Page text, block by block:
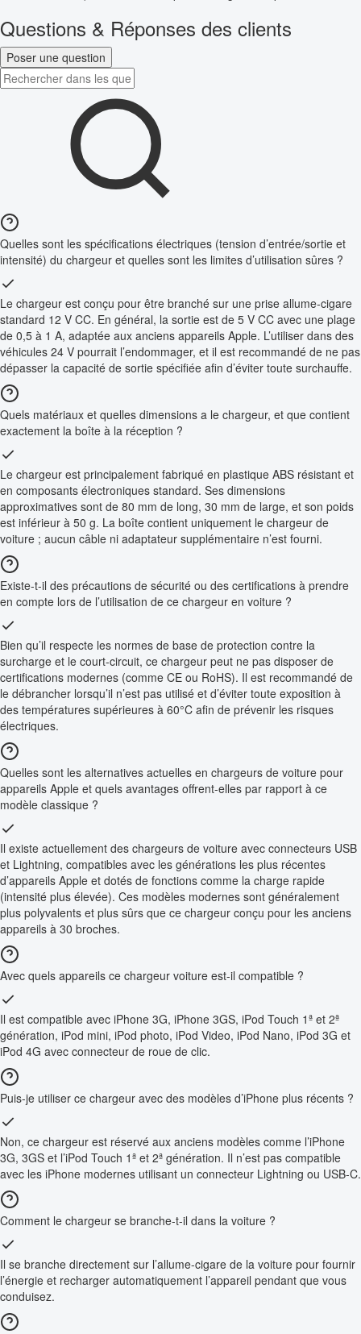
Questions & Réponses des clients
Poser une question
Quelles sont les spécifications électriques (tension d’entrée/sortie et
intensité) du chargeur et quelles sont les limites d’utilisation sûres ?
Le chargeur est conçu pour être branché sur une prise allume-cigare
standard 12 V CC. En général, la sortie est de 5 V CC avec une plage
de 0,5 à 1 A, adaptée aux anciens appareils Apple. L’utiliser dans des
véhicules 24 V pourrait l’endommager, et il est recommandé de ne pas
dépasser la capacité de sortie spécifiée afin d’éviter toute surchauffe.
Quels matériaux et quelles dimensions a le chargeur, et que contient
exactement la boîte à la réception ?
Le chargeur est principalement fabriqué en plastique ABS résistant et
en composants électroniques standard. Ses dimensions
approximatives sont de 80 mm de long, 30 mm de large, et son poids
est inférieur à 50 g. La boîte contient uniquement le chargeur de
voiture ; aucun câble ni adaptateur supplémentaire n’est fourni.
Existe-t-il des précautions de sécurité ou des certifications à prendre
en compte lors de l’utilisation de ce chargeur en voiture ?
Bien qu’il respecte les normes de base de protection contre la
surcharge et le court-circuit, ce chargeur peut ne pas disposer de
certifications modernes (comme CE ou RoHS). Il est recommandé de
le débrancher lorsqu’il n’est pas utilisé et d’éviter toute exposition à
des températures supérieures à 60°C afin de prévenir les risques
électriques.
Quelles sont les alternatives actuelles en chargeurs de voiture pour
appareils Apple et quels avantages offrent-elles par rapport à ce
modèle classique ?
Il existe actuellement des chargeurs de voiture avec connecteurs USB
et Lightning, compatibles avec les générations les plus récentes
d’appareils Apple et dotés de fonctions comme la charge rapide
(intensité plus élevée). Ces modèles modernes sont généralement
plus polyvalents et plus sûrs que ce chargeur conçu pour les anciens
appareils à 30 broches.
Avec quels appareils ce chargeur voiture est-il compatible ?
Il est compatible avec iPhone 3G, iPhone 3GS, iPod Touch 1ª et 2ª
génération, iPod mini, iPod photo, iPod Video, iPod Nano, iPod 3G et
iPod 4G avec connecteur de roue de clic.
Puis-je utiliser ce chargeur avec des modèles d’iPhone plus récents ?
Non, ce chargeur est réservé aux anciens modèles comme l’iPhone
3G, 3GS et l’iPod Touch 1ª et 2ª génération. Il n’est pas compatible
avec les iPhone modernes utilisant un connecteur Lightning ou USB-C.
Comment le chargeur se branche-t-il dans la voiture ?
Il se branche directement sur l’allume-cigare de la voiture pour fournir
l’énergie et recharger automatiquement l’appareil pendant que vous
conduisez.